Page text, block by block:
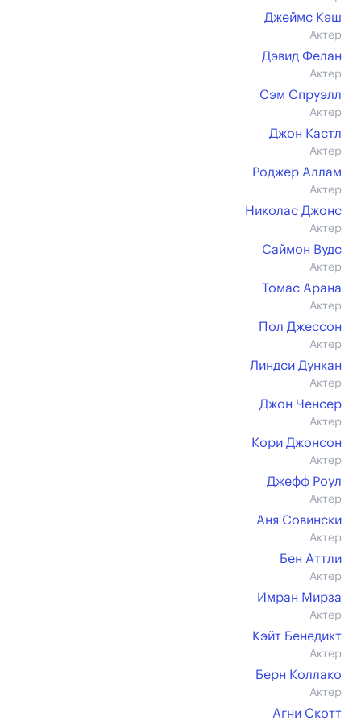
Джеймс Кэш
Актер
Дэвид Фелан
Актер
Сэм Спруэлл
Актер
Джон Кастл
Актер
Роджер Аллам
Актер
Николас Джонс
Актер
Саймон Вудс
Актер
Томас Арана
Актер
Пол Джессон
Актер
Линдси Дункан
Актер
Джон Ченсер
Актер
Кори Джонсон
Актер
Джефф Роул
Актер
Аня Совински
Актер
Бен Аттли
Актер
Имран Мирза
Актер
Кэйт Бенедикт
Актер
Берн Коллако
Актер
Агни Скотт